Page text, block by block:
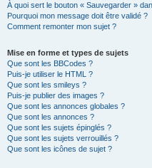
À quoi sert le bouton « Sauvegarder »
Pourquoi mon message doit être validé ?
Comment remonter mon sujet ?
Mise en forme et types de sujets
Que sont les BBCodes ?
Puis-je utiliser le HTML ?
Que sont les smileys ?
Puis-je publier des images ?
Que sont les annonces globales ?
Que sont les annonces ?
Que sont les sujets épinglés ?
Que sont les sujets verrouillés ?
Que sont les icônes de sujet ?